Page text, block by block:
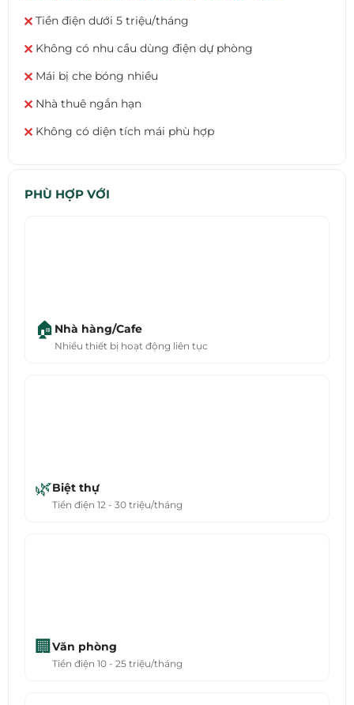
✕ Tiền điện dưới 5 triệu/tháng
✕ Không có nhu cầu dùng điện dự phòng
✕ Mái bị che bóng nhiều
✕ Nhà thuê ngắn hạn
✕ Không có diện tích mái phù hợp
PHÙ HỢP VỚI
🏠 Nhà hàng/Cafe
Nhiều thiết bị hoạt động liên tục
🌿Biệt thự
Tiền điện 12 - 30 triệu/tháng
🏢Văn phòng
Tiền điện 10 - 25 triệu/tháng